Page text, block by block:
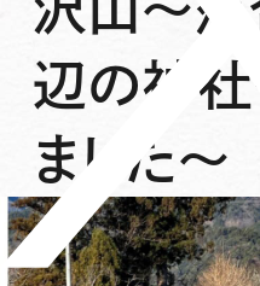
辺の神社
ました〜